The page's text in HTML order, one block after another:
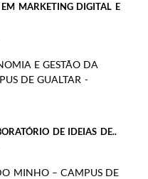
MARKETING DIGITAL E
E GESTÃO DA
DE GUALTAR -
DE IDEIAS DE..
MINHO – CAMPUS DE